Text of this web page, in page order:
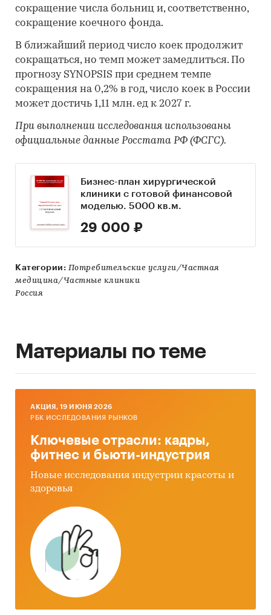
сокращение числа больниц и, соответственно,
сокращение коечного фонда.
В ближайший период число коек продолжит
сокращаться, но темп может замедлиться. По
прогнозу SYNOPSIS при среднем темпе
сокращения на 0,2% в год, число коек в России
может достичь 1,11 млн. ед к 2027 г.
При выполнении исследования использованы
официальные данные Росстата РФ (ФСГС).
Бизнес-план хирургической
клиники с готовой финансовой
моделью. 5000 кв.м.
29 000 ₽
Категории: Потребительские услуги/Частная
медицина/Частные клиники
Россия
Материалы по теме
AКЦИЯ, 19 ИЮНЯ 2026
РБК ИССЛЕДОВАНИЯ РЫНКОВ
Ключевые отрасли: кадры,
фитнес и бьюти-индустрия
Новые исследования индустрии красоты и
здоровья